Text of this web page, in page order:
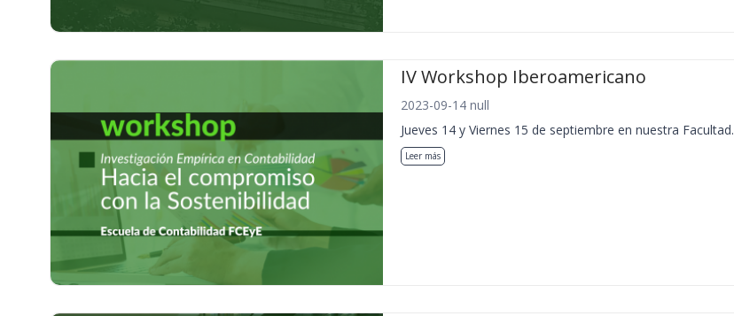
IV Workshop Iberoamericano
2023-09-14 null
Jueves 14 y Viernes 15 de septiembre en nuestra Facultad.
Leer más